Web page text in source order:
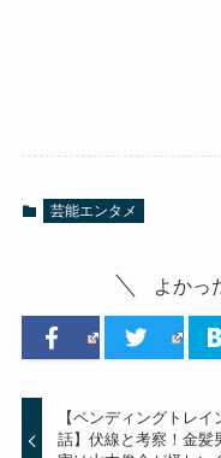
芸能エンタメ
よかっ
【ペンディングトレイ
話】伏線と考察！金髪